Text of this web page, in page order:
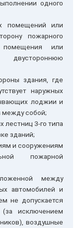
одного
помещений или
пожарного
или
здания, где
наружных
лоджии и
собой;
лестниц 3-го типа
зданий;
и сооружениям
пожарной
между
автомобилей и
не допускается
исключением
воздушные